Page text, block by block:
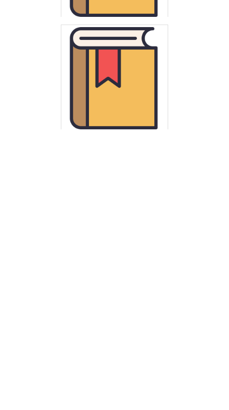
Polska. Ministerstwo Edukacji Narodowej
Elementy informatyki : szkoła średnia : minimum programowe
obowiązujące od 1 września 1992